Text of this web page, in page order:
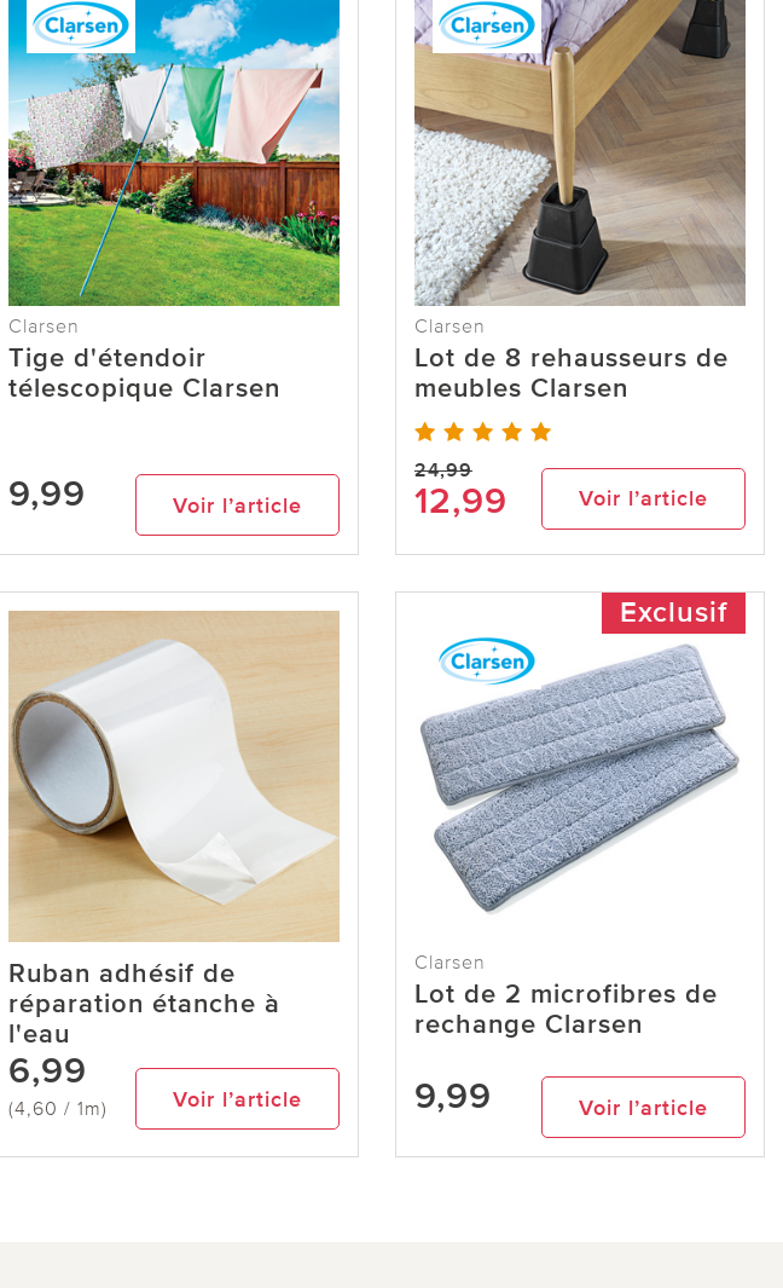
Clarsen
Tige d'étendoir
télescopique Clarsen
9,99 Voir l’article
Clarsen
Lot de 8 rehausseurs de
meubles Clarsen
24,99
12,99 Voir l’article
Ruban adhésif de
réparation étanche à
l'eau
6,99
(4,60 / 1m) Voir l’article
Exclusif
Clarsen
Lot de 2 microfibres de
rechange Clarsen
9,99 Voir l’article